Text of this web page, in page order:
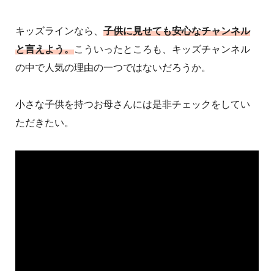
キッズラインなら、 子供に見せても安心なチャンネル
と言えよう。こういったところも、キッズチャンネル
の中で人気の理由の一つではないだろうか。
小さな子供を持つお母さんには是非チェックをしてい
ただきたい。